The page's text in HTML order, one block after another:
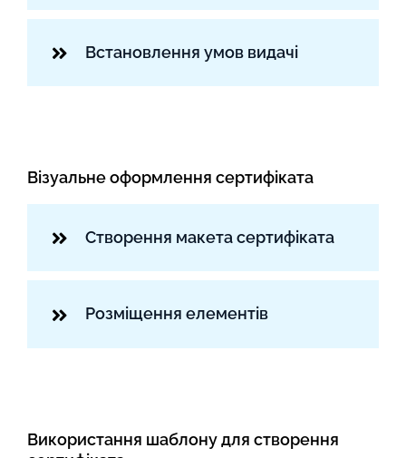
Встановлення умов видачі
Візуальне оформлення сертифіката
Створення макета сертифіката
Розміщення елементів
Використання шаблону для створення